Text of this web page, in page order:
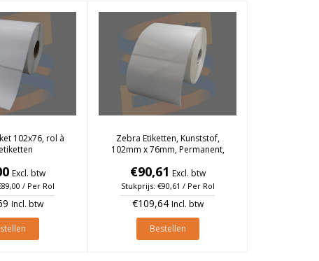
102x76, rol à
Excl. btw
/ Per Rol
Incl. btw
Zebra Etiketten, Kunststof,
102mm x 76mm, Permanent,
€90,61 Excl. btw
Stukprijs: €90,61 / Per Rol
€109,64 Incl. btw
Bestellen